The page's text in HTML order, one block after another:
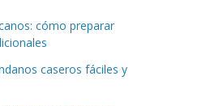
cómo preparar
caseros fáciles y